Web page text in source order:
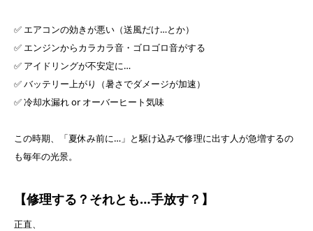
✅ エアコンの効きが悪い（送風だけ…とか）
✅ エンジンからカラカラ音・ゴロゴロ音がする
✅ アイドリングが不安定に…
✅ バッテリー上がり（暑さでダメージが加速）
✅ 冷却水漏れ or オーバーヒート気味
この時期、「夏休み前に…」と駆け込みで修理に出す人が急増するの
も毎年の光景。
【修理する？それとも…手放す？】
正直、